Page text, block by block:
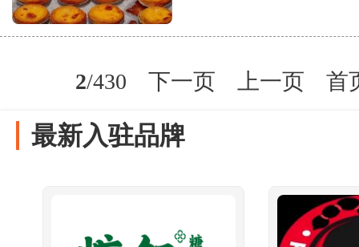
2/430 下一页 上一页 首
最新入驻品牌